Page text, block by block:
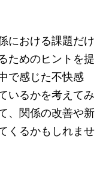
における課題だけ
ためのヒントを提
で感じた不快感
いるかを考えてみ
、関係の改善や新
くるかもしれませ